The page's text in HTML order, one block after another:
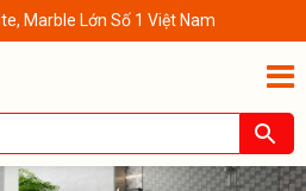
Marble Lớn Số 1 Việt Nam